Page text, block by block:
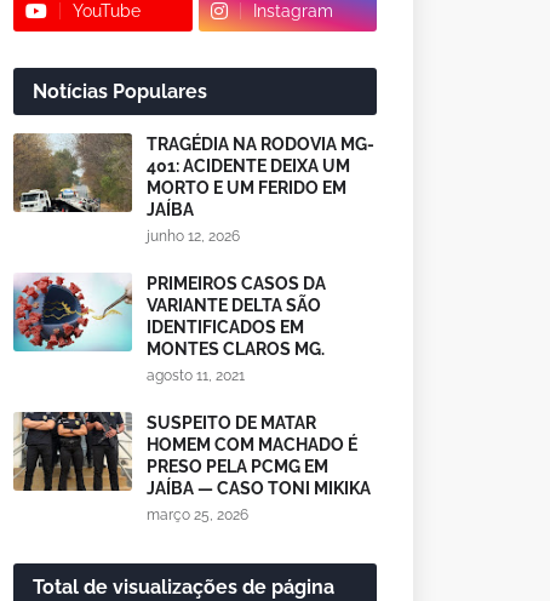
YouTube Instagram
Notícias Populares
TRAGÉDIA NA RODOVIA MG-
401: ACIDENTE DEIXA UM
MORTO E UM FERIDO EM
JAÍBA
junho 12, 2026
PRIMEIROS CASOS DA
VARIANTE DELTA SÃO
IDENTIFICADOS EM
MONTES CLAROS MG.
agosto 11, 2021
SUSPEITO DE MATAR
HOMEM COM MACHADO É
PRESO PELA PCMG EM
JAÍBA — CASO TONI MIKIKA
março 25, 2026
Total de visualizações de página